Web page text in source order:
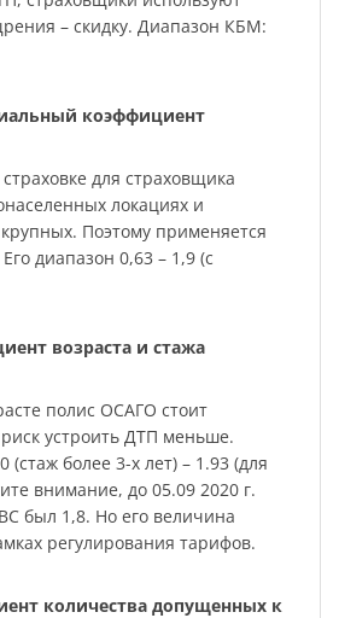
– скидку. Диапазон КБМ:
коэффициент
для страховщика
локациях и
Поэтому применяется
диапазон 0,63 – 1,9 (с
возраста и стажа
полис ОСАГО стоит
устроить ДТП меньше.
(стаж более 3-х лет) – 1.93 (для
внимание, до 05.09 2020 г.
был 1,8. Но его величина
регулирования тарифов.
количества допущенных к